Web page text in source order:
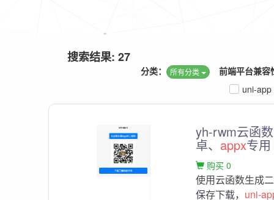
搜索结果: 27
前端平台兼容
分类： 所有分类
uni-app
yh-rwm云函
卓、 appx专用
购买 0
使用云函数生成
保存下载， uni-